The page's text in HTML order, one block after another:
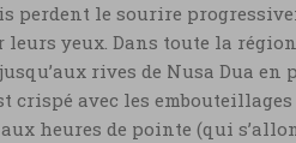
perdent le sourire
yeux. Dans toute la
rives de Nusa Dua
crispé avec les
heures de pointe (qui